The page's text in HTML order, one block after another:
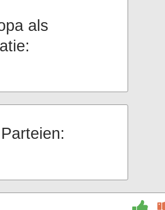
als